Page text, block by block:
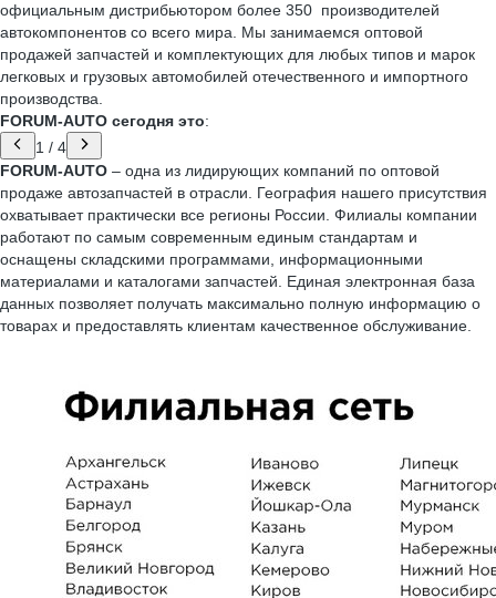
официальным дистрибьютором более 350 производителей
автокомпонентов со всего мира. Мы занимаемся оптовой
продажей запчастей и комплектующих для любых типов и марок
легковых и грузовых автомобилей отечественного и импортного
производства.
FORUM-AUTO сегодня это:
1 / 4
FORUM-AUTO – одна из лидирующих компаний по оптовой
продаже автозапчастей в отрасли. География нашего присутствия
охватывает практически все регионы России. Филиалы компании
работают по самым современным единым стандартам и
оснащены складскими программами, информационными
материалами и каталогами запчастей. Единая электронная база
данных позволяет получать максимально полную информацию о
товарах и предоставлять клиентам качественное обслуживание.